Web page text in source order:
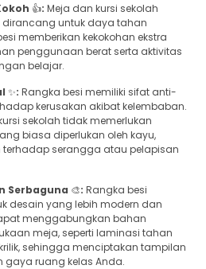
👍: Meja dan kursi sekolah
dirancang untuk daya tahan
memberikan kekokohan ekstra
penggunaan berat serta aktivitas
belajar.
✨: Rangka besi memiliki sifat anti-
kerusakan akibat kelembaban.
sekolah tidak memerlukan
biasa diperlukan oleh kayu,
terhadap serangga atau pelapisan
Serbaguna 🎨: Rangka besi
desain yang lebih modern dan
menggabungkan bahan
meja, seperti laminasi tahan
sehingga menciptakan tampilan
gaya ruang kelas Anda.